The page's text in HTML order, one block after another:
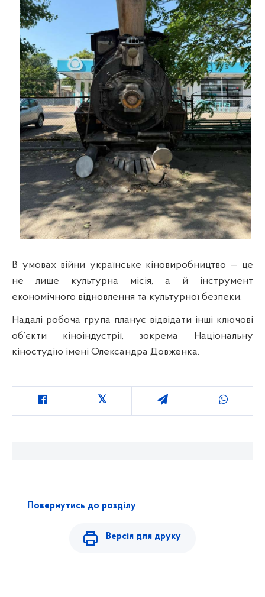
В умовах війни українське кіновиробництво — це
не лише культурна місія, а й інструмент
економічного відновлення та культурної безпеки.
Надалі робоча група планує відвідати інші ключові
об’єкти кіноіндустрії, зокрема Національну
кіностудію імені Олександра Довженка.
Повернутись до розділу
Версія для друку